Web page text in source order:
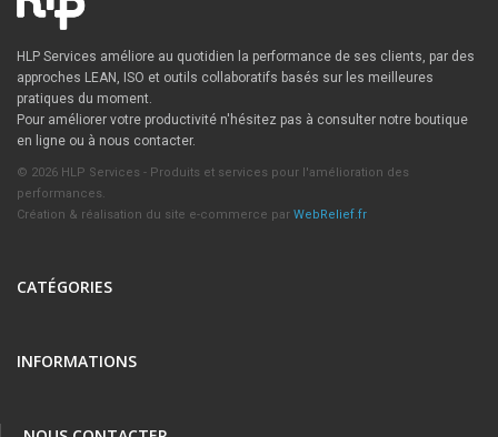
HLP Services améliore au quotidien la performance de ses clients, par des
approches LEAN, ISO et outils collaboratifs basés sur les meilleures
pratiques du moment.
Pour améliorer votre productivité n'hésitez pas à consulter notre boutique
en ligne ou à nous contacter.
© 2026 HLP Services - Produits et services pour l'amélioration des
performances.
Création & réalisation du site e-commerce par WebRelief.fr
CATÉGORIES
INFORMATIONS